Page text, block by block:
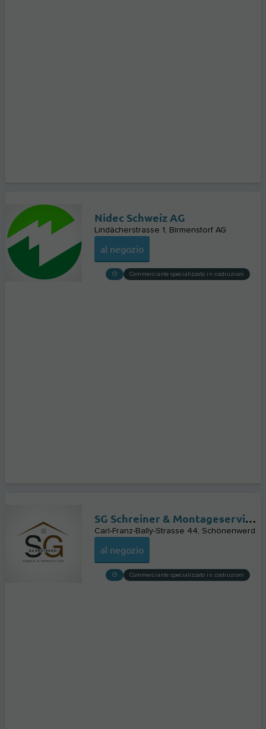
Nidec Schweiz AG
Lindächerstrasse 1 Birmenstorf AG
al negozio
Commerciante specializzato in costruzioni
SG Schreiner & Montageservice | Schreinerei
Carl-Franz-Bally-Strasse 44 Schönenwerd
al negozio
Commerciante specializzato in costruzioni